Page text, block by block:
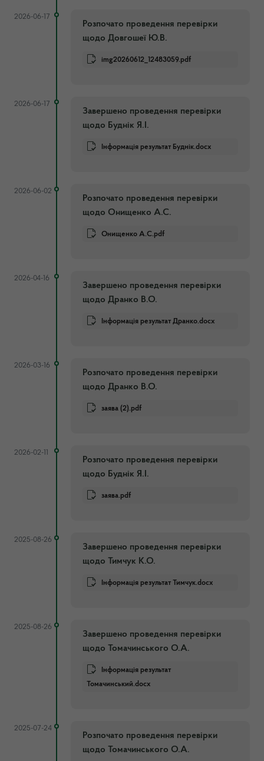
2026-06-17
Розпочато проведення перевірки
щодо Довгошеї Ю.В.
img20260612_12483059.pdf
2026-06-17
Завершено проведення перевірки
щодо Буднік Я.І.
Інформація результат Буднік.docx
2026-06-02
Розпочато проведення перевірки
щодо Онищенко А.С.
Онищенко А.С.pdf
2026-04-16
Завершено проведення перевірки
щодо Дранко В.О.
Інформація результат Дранко.docx
2026-03-16
Розпочато проведення перевірки
щодо Дранко В.О.
заява (2).pdf
2026-02-11
Розпочато проведення перевірки
щодо Буднік Я.І.
заява.pdf
2025-08-26
Завершено проведення перевірки
щодо Тимчук К.О.
Інформація результат Тимчук.docx
2025-08-26
Завершено проведення перевірки
щодо Томачинського О.А.
Інформація результат
Томачинський.docx
2025-07-24
Розпочато проведення перевірки
щодо Томачинського О.А.